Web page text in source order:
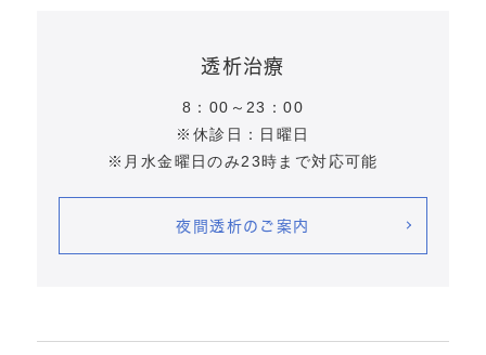
透析治療
8：00～23：00
※休診日：日曜日
※月水金曜日のみ23時まで対応可能
夜間透析のご案内